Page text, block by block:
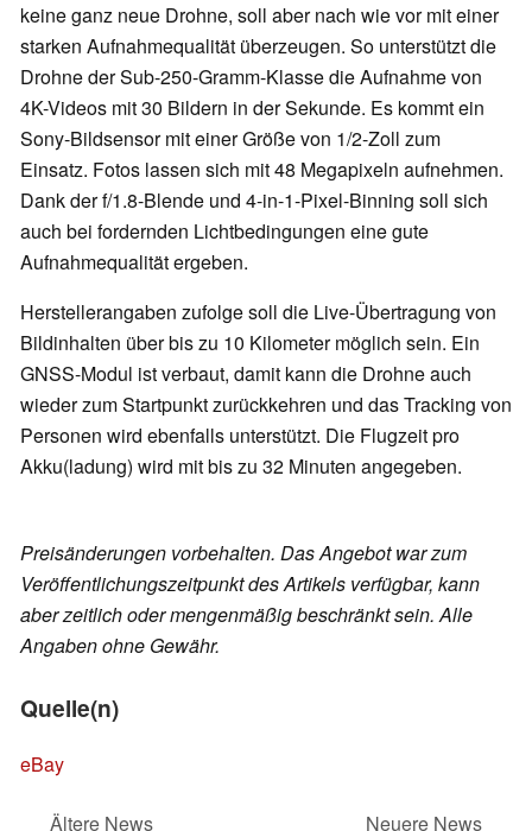
keine ganz neue Drohne, soll aber nach wie vor mit einer
starken Aufnahmequalität überzeugen. So unterstützt die
Drohne der Sub-250-Gramm-Klasse die Aufnahme von
4K-Videos mit 30 Bildern in der Sekunde. Es kommt ein
Sony-Bildsensor mit einer Größe von 1/2-Zoll zum
Einsatz. Fotos lassen sich mit 48 Megapixeln aufnehmen.
Dank der f/1.8-Blende und 4-in-1-Pixel-Binning soll sich
auch bei fordernden Lichtbedingungen eine gute
Aufnahmequalität ergeben.
Herstellerangaben zufolge soll die Live-Übertragung von
Bildinhalten über bis zu 10 Kilometer möglich sein. Ein
GNSS-Modul ist verbaut, damit kann die Drohne auch
wieder zum Startpunkt zurückkehren und das Tracking von
Personen wird ebenfalls unterstützt. Die Flugzeit pro
Akku(ladung) wird mit bis zu 32 Minuten angegeben.
Preisänderungen vorbehalten. Das Angebot war zum
Veröffentlichungszeitpunkt des Artikels verfügbar, kann
aber zeitlich oder mengenmäßig beschränkt sein. Alle
Angaben ohne Gewähr.
Quelle(n)
eBay
Ältere News Neuere News